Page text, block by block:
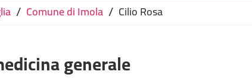
/ Comune di Imola / Cilio Rosa
generale